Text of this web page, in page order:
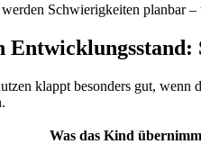
Schwierigkeiten planbar
klappt besonders gut,
Was das Kind